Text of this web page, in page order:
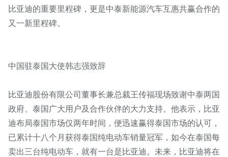
比亚迪的重要里程碑，更是中泰新能源汽车互惠共赢合作的
又一新里程碑。
中国驻泰国大使韩志强致辞
比亚迪股份有限公司董事长兼总裁王传福现场致谢中泰两国
政府、泰国广大用户及合作伙伴的大力支持。他表示，比亚
迪布局泰国市场仅两年时间，便迅速赢得泰国市场的认可，
已累计十八个月获得泰国纯电动车销量冠军，如今在泰国每
卖出三台纯电动车，就有一台是比亚迪。未来，比亚迪将在